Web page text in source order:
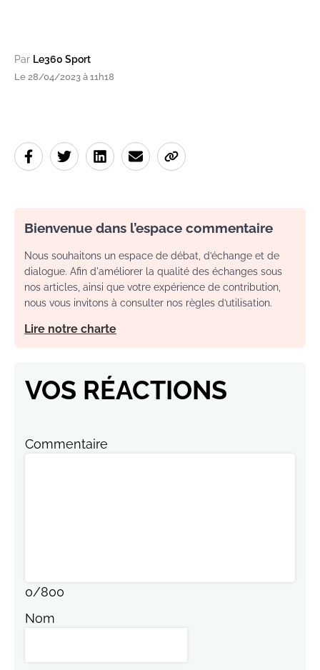
Par Le360 Sport
Le 28/04/2023 à 11h18
Bienvenue dans l’espace commentaire
Nous souhaitons un espace de débat, d’échange et de
dialogue. Afin d'améliorer la qualité des échanges sous
nos articles, ainsi que votre expérience de contribution,
nous vous invitons à consulter nos règles d’utilisation.
Lire notre charte
VOS RÉACTIONS
Commentaire
0/800
Nom